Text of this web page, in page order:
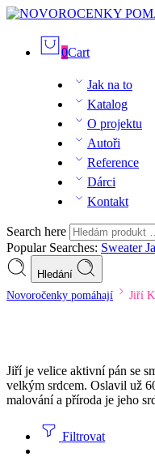
0Cart
Jak na to
Katalog
O projektu
Autoři
Reference
Dárci
Kontakt
Search here
Popular Searches: Sweater
Hledání
Novoročenky pomáhají Jiří
Jiří je velice aktivní pán se
velkým srdcem. Oslavil už
malování a příroda je jeho
Filtrovat